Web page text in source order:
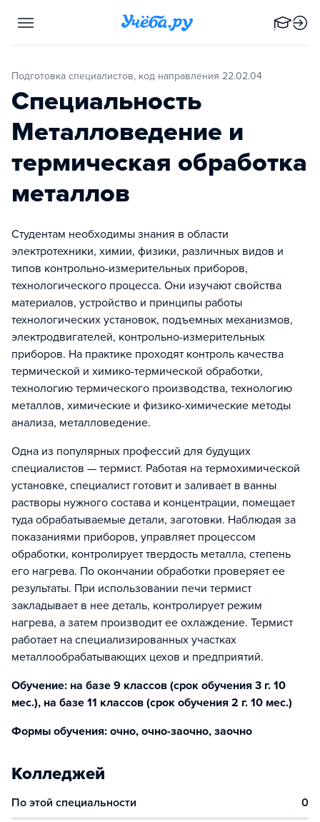
Подготовка специалистов, код направления 22.02.04
Специальность
Металловедение и
термическая обработка
металлов
Студентам необходимы знания в области
электротехники, химии, физики, различных видов и
типов контрольно-измерительных приборов,
технологического процесса. Они изучают свойства
материалов, устройство и принципы работы
технологических установок, подъемных механизмов,
электродвигателей, контрольно-измерительных
приборов. На практике проходят контроль качества
термической и химико-термической обработки,
технологию термического производства, технологию
металлов, химические и физико-химические методы
анализа, металловедение.
Одна из популярных профессий для будущих
специалистов — термист. Работая на термохимической
установке, специалист готовит и заливает в ванны
растворы нужного состава и концентрации, помещает
туда обрабатываемые детали, заготовки. Наблюдая за
показаниями приборов, управляет процессом
обработки, контролирует твердость металла, степень
его нагрева. По окончании обработки проверяет ее
результаты. При использовании печи термист
закладывает в нее деталь, контролирует режим
нагрева, а затем производит ее охлаждение. Термист
работает на специализированных участках
металлообрабатывающих цехов и предприятий.
Обучение: на базе 9 классов (срок обучения 3 г. 10
мес.), на базе 11 классов (срок обучения 2 г. 10 мес.)
Формы обучения: очно, очно-заочно, заочно
Колледжей
По этой специальности 0